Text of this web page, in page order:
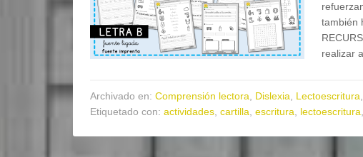
también
realizar
Archivado en: Comprensión lectora Dislexia Lectoescritura
Etiquetado con: actividades cartilla escritura lectoescritura